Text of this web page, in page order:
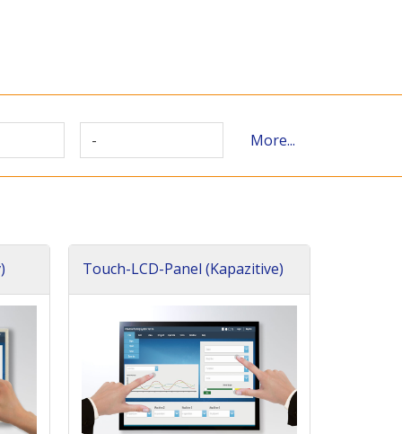
- More...
Touch-LCD-Panel (Kapazitive)